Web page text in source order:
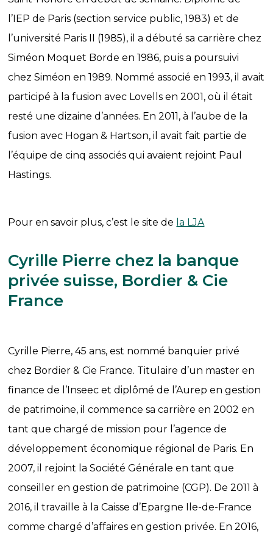
l’IEP de Paris (section service public, 1983) et de
l’université Paris II (1985), il a débuté sa carrière chez
Siméon Moquet Borde en 1986, puis a poursuivi
chez Siméon en 1989. Nommé associé en 1993, il avait
participé à la fusion avec Lovells en 2001, où il était
resté une dizaine d’années. En 2011, à l’aube de la
fusion avec Hogan & Hartson, il avait fait partie de
l’équipe de cinq associés qui avaient rejoint Paul
Hastings.
Pour en savoir plus, c’est le site de la LJA
Cyrille Pierre chez la banque
privée suisse, Bordier & Cie
France
Cyrille Pierre, 45 ans, est nommé banquier privé
chez Bordier & Cie France. Titulaire d’un master en
finance de l’Inseec et diplômé de l’Aurep en gestion
de patrimoine, il commence sa carrière en 2002 en
tant que chargé de mission pour l’agence de
développement économique régional de Paris. En
2007, il rejoint la Société Générale en tant que
conseiller en gestion de patrimoine (CGP). De 2011 à
2016, il travaille à la Caisse d’Epargne Ile-de-France
comme chargé d’affaires en gestion privée. En 2016,